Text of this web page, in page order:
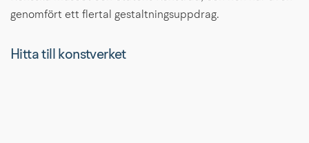
genomfört ett flertal gestaltningsuppdrag.
Hitta till konstverket